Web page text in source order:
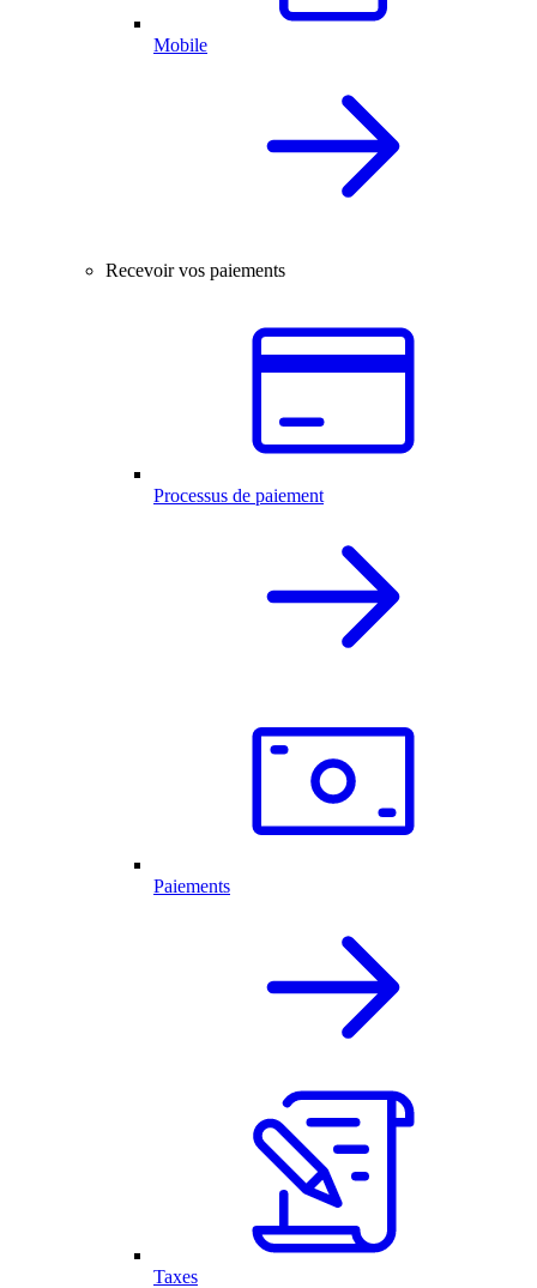
Mobile
Recevoir vos paiements
Processus de paiement
Paiements
Taxes